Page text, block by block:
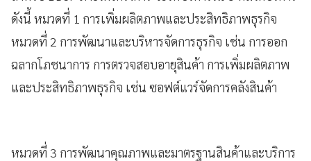
ดังนี้ หมวดที่ 1 การเพิ่มผลิตภาพและประสิทธิภาพธุรกิจ
หมวดที่ 2 การพัฒนาและบริหารจัดการธุรกิจ เช่น การออก
ฉลากโภชนาการ การตรวจสอบอายุสินค้า การเพิ่มผลิตภาพ
และประสิทธิภาพธุรกิจ เช่น ซอฟต์แวร์จัดการคลังสินค้า
หมวดที่ 3 การพัฒนาคุณภาพและมาตรฐานสินค้าและบริการ